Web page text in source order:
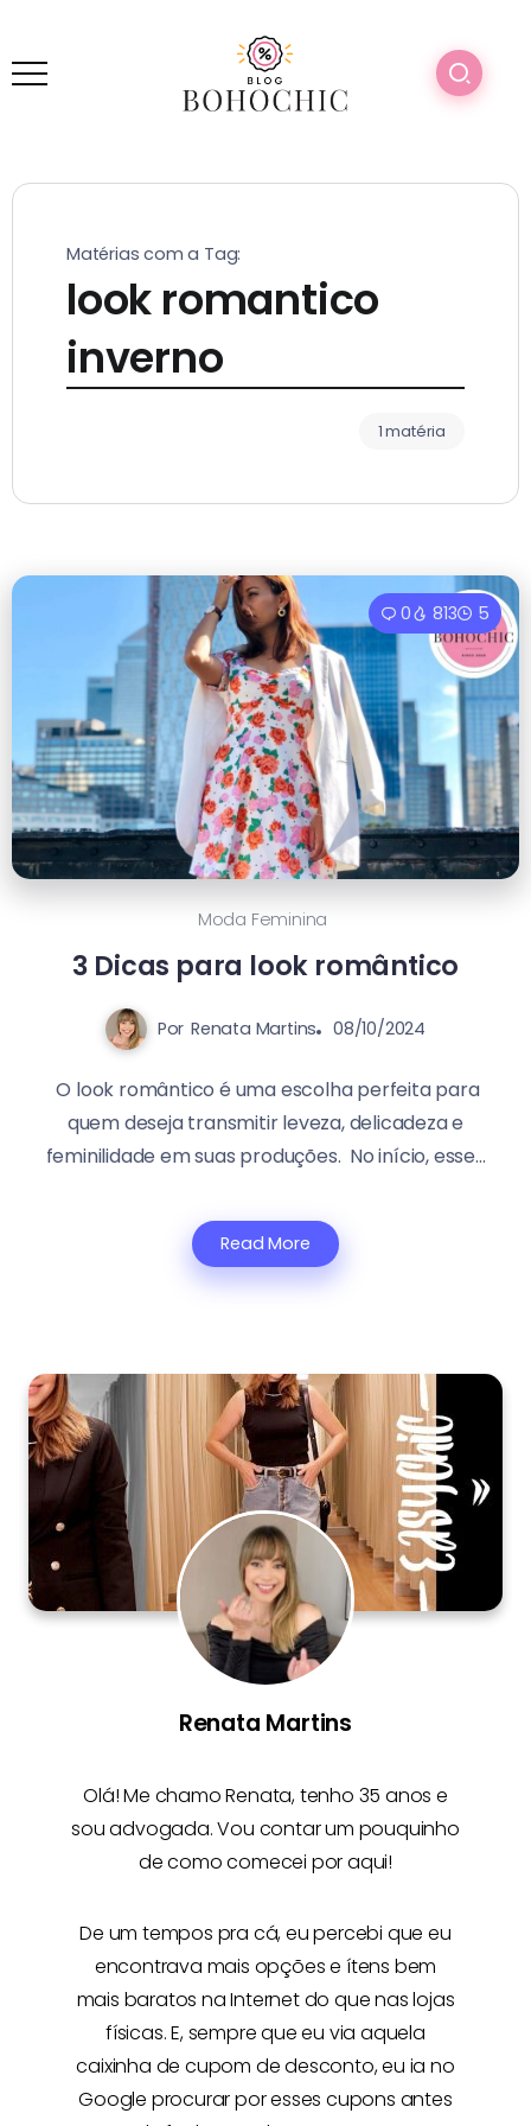
Matérias com a Tag:
look romantico
inverno
1 matéria
0 813 5
Moda Feminina
3 Dicas para look romântico
Por Renata Martins 08/10/2024
O look romântico é uma escolha perfeita para
quem deseja transmitir leveza, delicadeza e
feminilidade em suas produções. No início, esse...
Read More
Renata Martins
Olá! Me chamoRenata, tenho 35 anos e
sou advogada. Vou contar um pouquinho
de como comecei por aqui!
De um tempos pra cá, eu percebi que eu
encontrava mais opções e ítens bem
mais baratos na Internetdo que nas lojas
físicas. E, sempre que eu via aquela
caixinha de cupom de desconto, eu ia no
Google procurar por esses cupons antes